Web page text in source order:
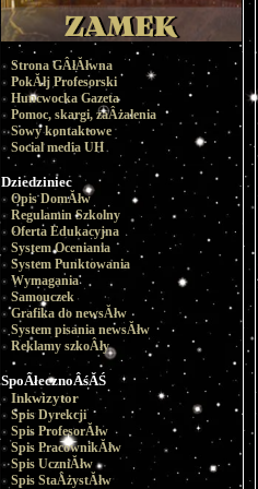
Strona GÂłĂłwna
PokĂłj Profesorski
Huncwocka Gazeta
Pomoc, skargi, zaÂżalenia
Sowy kontaktowe
Social media UH
Dziedziniec
Opis DomĂłw
Regulamin Szkolny
Oferta Edukacyjna
System Oceniania
System Punktowania
Wymagania
Samouczek
Grafika do newsĂłw
System pisania newsĂłw
Reklamy szkoÂły
SpoÂłecznoÂśĂŚ
Inkwizytor
Spis Dyrekcji
Spis ProfesorĂłw
Spis PracownikĂłw
Spis UczniĂłw
Spis StaÂżystĂłw